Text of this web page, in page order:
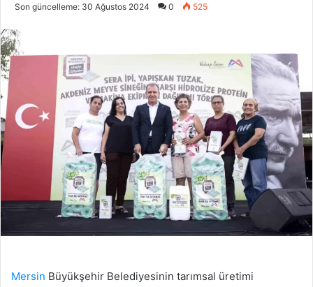
Son güncelleme: 30 Ağustos 2024 0 525
Mersin Büyükşehir Belediyesinin tarımsal üretimi